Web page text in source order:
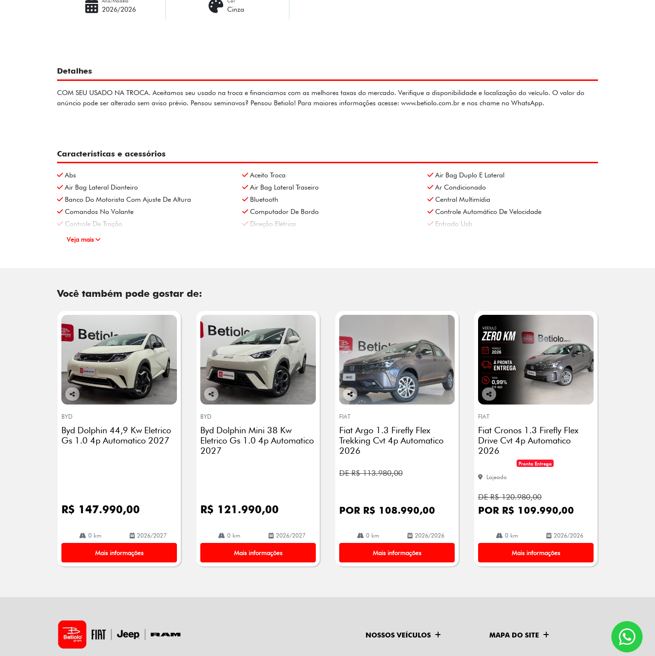
2026/2026 Cinza
Detalhes
COM SEU USADO NA TROCA. Aceitamos seu usado na troca e financiamos com as melhores taxas do mercado. Verifique a disponibilidade e localização do veículo. O valor do
anúncio pode ser alterado sem aviso prévio. Pensou seminovos? Pensou Betiolo! Para maiores informações acesse: www.betiolo.com.br e nos chame no WhatsApp.
Características e acessórios
Abs Aceito Troca
Air Bag Duplo E Lateral
Air Bag Lateral Dianteiro
Air Bag Lateral Traseiro
Ar Condicionado
Banco Do Motorista Com Ajuste De Altura
Bluetooth
Central Multimídia
Comandos No Volante
Computador De Bordo
Controle Automático De Velocidade
Controle De Tração
Direção Elétrica
Entrada Usb
Veja mais
Você também pode gostar de:
Co
arti
lhe
BYD
Byd Dolphin 44,9 Kw Eletrico
Gs 1.0 4p Automatico 2027
R$ 147.990,00
0 km 2026/2027
Mais informações
Co
arti
lhe
BYD
Byd Dolphin Mini 38 Kw
Eletrico Gs 1.0 4p Automatico
2027
R$ 121.990,00
0 km 2026/2027
Mais informações
Co
arti
lhe
FIAT
Fiat Argo 1.3 Firefly Flex
Trekking Cvt 4p Automatico
2026
DE R$ 113.980,00
POR R$ 108.990,00
0 km 2026/2026
Mais informações
Co
arti
lhe
FIAT
Fiat Cronos 1.3 Firefly Flex
Drive Cvt 4p Automatico
2026
Pronta Entrega
Lajeado
DE R$ 120.980,00
POR R$ 109.990,00
0 km 2026/2026
Mais informações
NOSSOS VEÍCULOS MAPA DO SITE